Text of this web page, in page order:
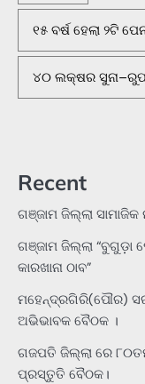
୧୫ ବର୍ଷ ହେଲା ୨ଟି
୪୦ ଲକ୍ଷର
Recent
ଗଞ୍ଜାମ ଜିଲ୍ଲା ସାମାଜିକ
ଗଞ୍ଜାମ ଜିଲ୍ଲା
କାରଖାନା ଠାବ”
ମହେନ୍ଦ୍ରଗିରି(ପୌର)
ଅଭିଭାବକ ବୈଠକ ।
ଗଜପତି ଜିଲ୍ଲା ରେ
ପ୍ରସ୍ତୁତି ବୈଠକ।